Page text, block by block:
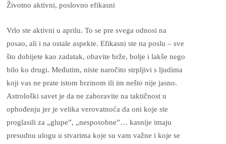
Životno aktivni, poslovno efikasni
Vrlo ste aktivni u aprilu. To se pre svega odnosi na
posao, ali i na ostale aspekte. Efikasni ste na poslu – sve
što dobijete kao zadatak, obavite brže, bolje i lakše nego
bilo ko drugi. Međutim, niste naročito strpljivi s ljudima
koji vas ne prate istom brzinom ili im nešto nije jasno.
Astrološki savet je da ne zaboravite na taktičnost u
ophođenju jer je velika verovatnoća da oni koje ste
proglasili za „glupe”, „nesposobne”… kasnije imaju
presudnu ulogu u stvarima koje su vam važne i koje se